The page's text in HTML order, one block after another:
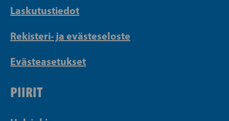
Laskutustiedot
Rekisteri- ja evästeseloste
Evästeasetukset
PIIRIT